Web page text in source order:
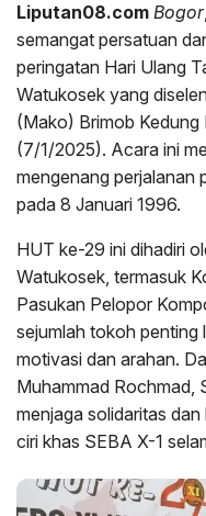
Liputan08.com Bogor
semangat persatuan
peringatan Hari Ulang
Watukosek yang
(Mako) Brimob
(7/1/2025). Acara ini
mengenang perjalanan
pada 8 Januari 1996.
HUT ke-29 ini dihadiri
Watukosek, termasuk
Pasukan Pelopor
sejumlah tokoh penting
motivasi dan arahan.
Muhammad Rochmad,
menjaga solidaritas
ciri khas SEBA X-1